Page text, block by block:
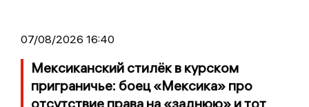
07/08/2026 16:40
Мексиканский стилёк в курском
приграничье: боец «Мексика» про
отсутствие права на «заднюю» и тот